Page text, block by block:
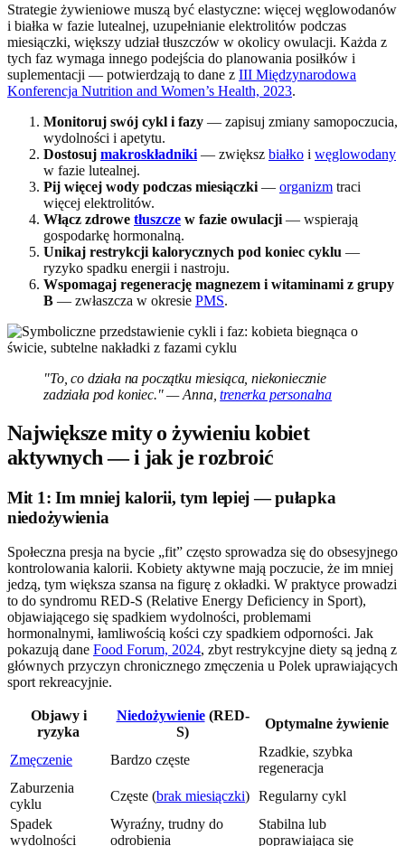
Strategie żywieniowe muszą być elastyczne: więcej węglowodanów
i białka w fazie lutealnej, uzupełnianie elektrolitów podczas
miesiączki, większy udział tłuszczów w okolicy owulacji. Każda z
tych faz wymaga innego podejścia do planowania posiłków i
suplementacji — potwierdzają to dane z III Międzynarodowa
Konferencja Nutrition and Women’s Health, 2023.
Monitoruj swój cykl i fazy — zapisuj zmiany samopoczucia,
wydolności i apetytu.
Dostosuj makroskładniki — zwiększ białko i węglowodany
w fazie lutealnej.
Pij więcej wody podczas miesiączki — organizm traci
więcej elektrolitów.
Włącz zdrowe tłuszcze w fazie owulacji — wspierają
gospodarkę hormonalną.
Unikaj restrykcji kalorycznych pod koniec cyklu —
ryzyko spadku energii i nastroju.
Wspomagaj regenerację magnezem i witaminami z grupy
B — zwłaszcza w okresie PMS.
"To, co działa na początku miesiąca, niekoniecznie
zadziała pod koniec." — Anna,trenerka personalna
Największe mity o żywieniu kobiet
aktywnych — i jak je rozbroić
Mit 1: Im mniej kalorii, tym lepiej — pułapka
niedożywienia
Społeczna presja na bycie „fit” często sprowadza się do obsesyjnego
kontrolowania kalorii. Kobiety aktywne mają poczucie, że im mniej
jedzą, tym większa szansa na figurę z okładki. W praktyce prowadzi
to do syndromu RED-S (Relative Energy Deficiency in Sport),
objawiającego się spadkiem wydolności, problemami
hormonalnymi, łamliwością kości czy spadkiem odporności. Jak
pokazują dane Food Forum, 2024, zbyt restrykcyjne diety są jedną z
głównych przyczyn chronicznego zmęczenia u Polek uprawiających
sport rekreacyjnie.
Objawy i
ryzyka
Niedożywienie(RED-
S)
Optymalne żywienie
Zmęczenie Bardzo częste
Rzadkie, szybka
regeneracja
Zaburzenia
cyklu
Częste (brak miesiączki) Regularny cykl
Spadek
wydolności
Wyraźny, trudny do
odrobienia
Stabilna lub
poprawiająca się